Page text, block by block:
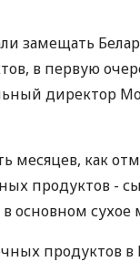
замещать
в первую
директор
месяцев, как
продуктов -
основном сухое
продуктов в